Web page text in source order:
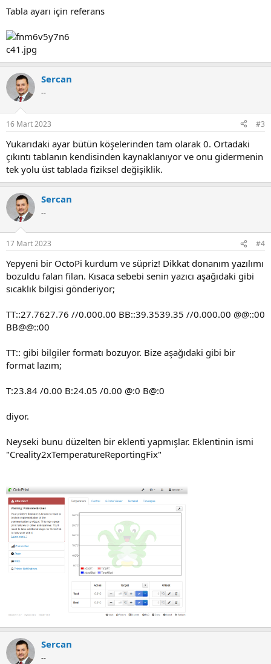
Tabla ayarı için referans
Sercan
--
16 Mart 2023 #3
Yukarıdaki ayar bütün köşelerinden tam olarak 0. Ortadaki
çıkıntı tablanın kendisinden kaynaklanıyor ve onu gidermenin
tek yolu üst tablada fiziksel değişiklik.
Sercan
--
17 Mart 2023 #4
Yepyeni bir OctoPi kurdum ve süpriz! Dikkat donanım yazılımı
bozuldu falan filan. Kısaca sebebi senin yazıcı aşağıdaki gibi
sıcaklık bilgisi gönderiyor;
TT::27.7627.76 //0.000.00 BB::39.3539.35 //0.000.00 @@::00
BB@@::00
TT:: gibi bilgiler formatı bozuyor. Bize aşağıdaki gibi bir
format lazım;
T:23.84 /0.00 B:24.05 /0.00 @:0 B@:0
diyor.
Neyseki bunu düzelten bir eklenti yapmışlar. Eklentinin ismi
"Creality2xTemperatureReportingFix"
Sercan
--